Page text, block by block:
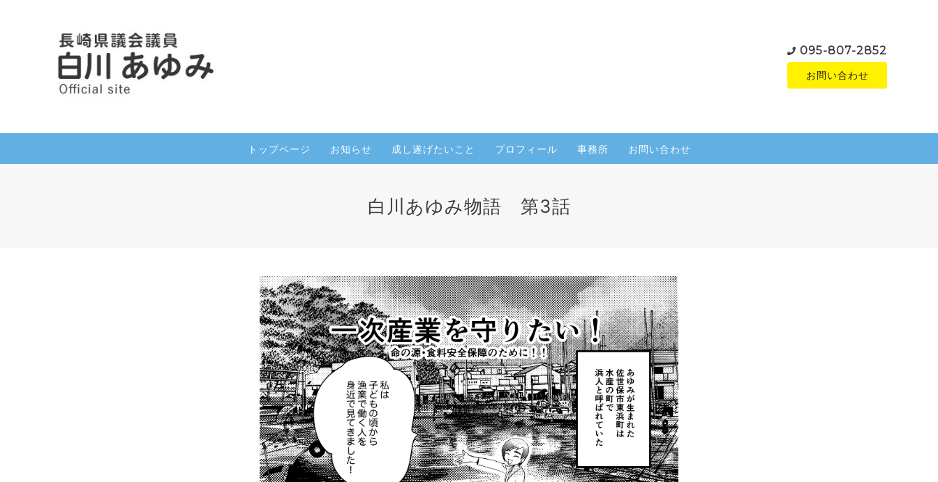
095-807-2852
お問い合わせ
トップページ お知らせ 成し遂げたいこと プロフィール 事務所 お問い合わせ
白川あゆみ物語 第3話